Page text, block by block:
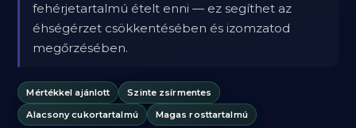
fehérjetartalmú ételt enni — ez segíthet az
éhségérzet csökkentésében és izomzatod
megőrzésében.
Mértékkel ajánlott
Szinte zsírmentes
Alacsony cukortartalmú
Magas rosttartalmú